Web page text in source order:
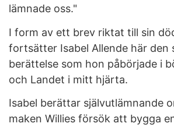
lämnade oss."
I form av ett brev riktat till sin
fortsätter Isabel Allende här den
berättelse som hon påbörjade i
och Landet i mitt hjärta.
Isabel berättar självutlämnande
maken Willies försök att bygga